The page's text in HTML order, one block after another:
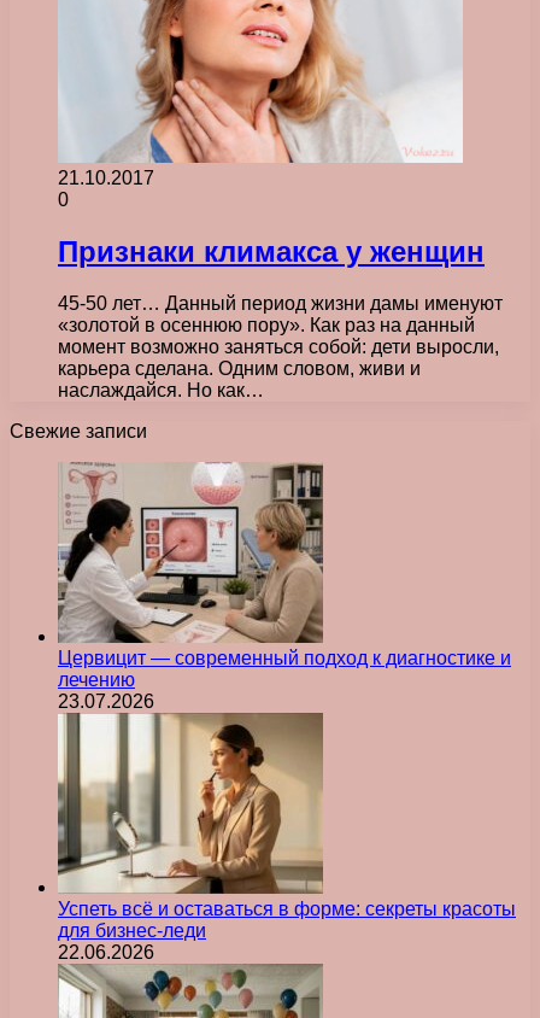
21.10.2017
0
Признаки климакса у женщин
45-50 лет… Данный период жизни дамы именуют
«золотой в осеннюю пору». Как раз на данный
момент возможно заняться собой: дети выросли,
карьера сделана. Одним словом, живи и
наслаждайся. Но как…
Свежие записи
Цервицит — современный подход к диагностике и
лечению
23.07.2026
Успеть всё и оставаться в форме: секреты красоты
для бизнес-леди
22.06.2026